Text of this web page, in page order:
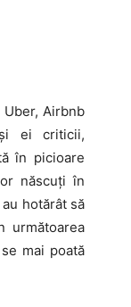
Airbnb
ei criticii,
în picioare
născuţi în
hotărât să
următoarea
mai poată